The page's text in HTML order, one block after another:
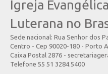
Igreja
Luterana no
Sede nacional: Rua Senhor dos
Centro - Cep 90020-180 - Porto
Caixa Postal 2876 -
Telefone 55 51 3284.5400